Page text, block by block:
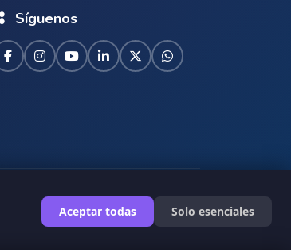
Aceptar todas Solo esenciales
Síguenos
Términos de Servicio | Privacidad